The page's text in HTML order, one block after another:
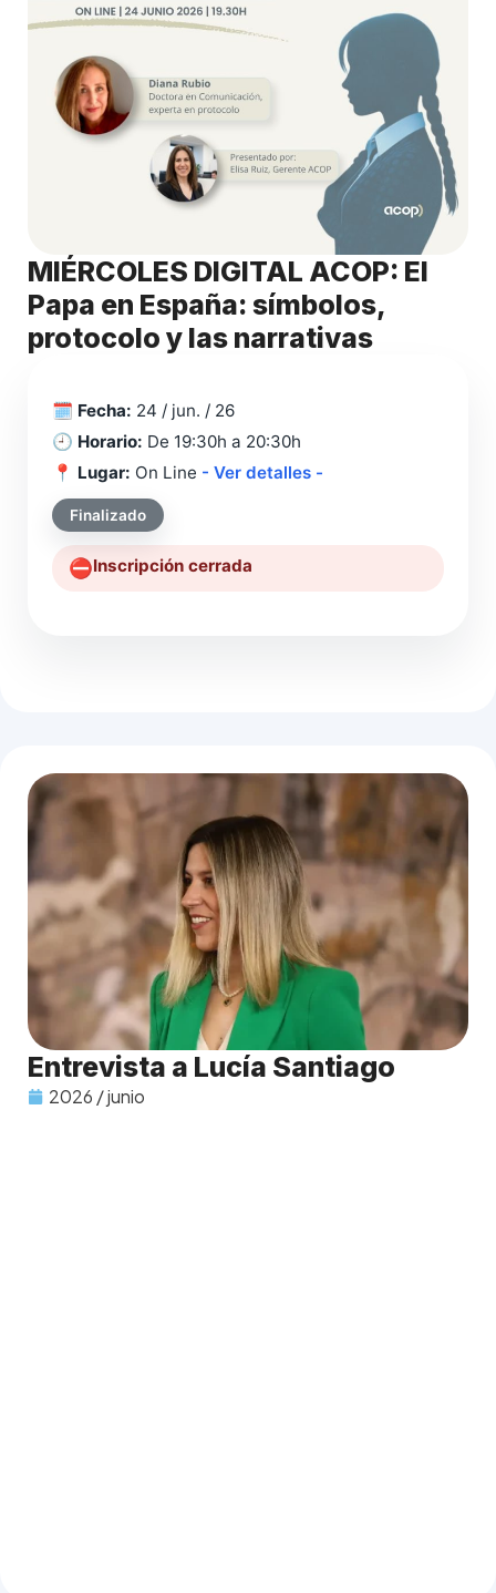
MIÉRCOLES DIGITAL ACOP: El
Papa en España: símbolos,
protocolo y las narrativas
🗓️ Fecha: 24 / jun. / 26
🕘 Horario: De 19:30h a 20:30h
📍 Lugar: On Line - Ver detalles -
Finalizado
⛔️Inscripción cerrada
Entrevista a Lucía Santiago
2026 / junio